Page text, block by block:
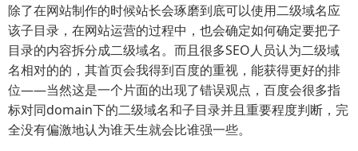
除了在网站制作的时候站长会琢磨到底可以使用二级域名应
该子目录，在网站运营的过程中，也会确定如何确定要把子
目录的内容拆分成二级域名。而且很多SEO人员认为二级域
名相对的的，其首页会我得到百度的重视，能获得更好的排
位——当然这是一个片面的出现了错误观点，百度会很多指
标对同domain下的二级域名和子目录并且重要程度判断，完
全没有偏激地认为谁天生就会比谁强一些。